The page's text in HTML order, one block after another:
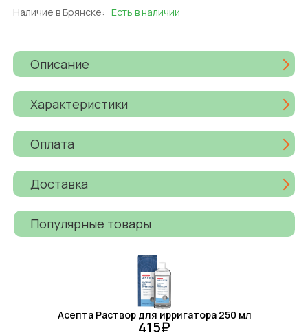
Наличие в Брянске: Есть в наличии
Описание
Характеристики
Оплата
Доставка
Популярные товары
Асепта Раствор для ирригатора 250 мл
415₽